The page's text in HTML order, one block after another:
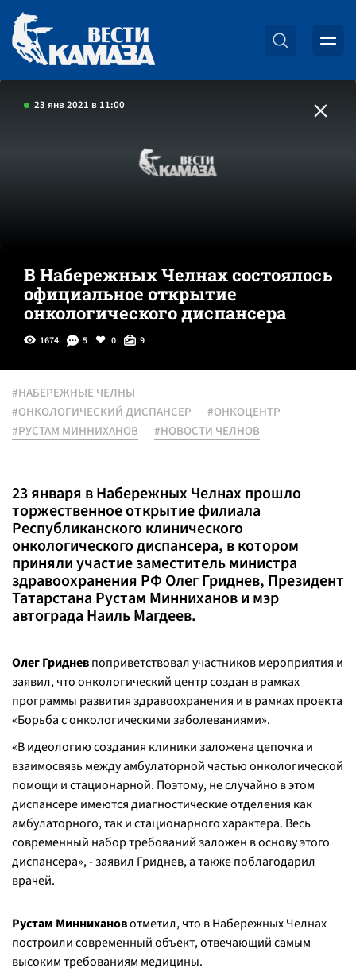
23 янв 2021 в 11:00
В Набережных Челнах состоялось
официальное открытие
онкологического диспансера
1674 5 0 9
#НАБЕРЕЖНЫЕ ЧЕЛНЫ
#ОНКОЛОГИЧЕСКИЙ ДИСПАНСЕР
#ОНКОЦЕНТР
#РУСТАМ МИННИХАНОВ
#НОВОСТИ ЧЕЛНОВ
23 января в Набережных Челнах прошло
торжественное открытие филиала
Республиканского клинического
онкологического диспансера, в котором
приняли участие заместитель министра
здравоохранения РФ Олег Гриднев, Президент
Татарстана Рустам Минниханов и мэр
автограда Наиль Магдеев.
Олег Гридневпоприветствовал участников мероприятия и
заявил, что онкологический центр создан в рамках
программы развития здравоохранения и в рамках проекта
«Борьба с онкологическими заболеваниями».
«В идеологию создания клиники заложена цепочка и
взаимосвязь между амбулаторной частью онкологической
помощи и стационарной. Поэтому, не случайно в этом
диспансере имеются диагностические отделения как
амбулаторного, так и стационарного характера. Весь
современный набор требований заложен в основу этого
диспансера», - заявил Гриднев, а также поблагодарил
врачей.
Рустам Миннихановотметил, что в Набережных Челнах
построили современный объект, отвечающий самым
высоким требованиям медицины.